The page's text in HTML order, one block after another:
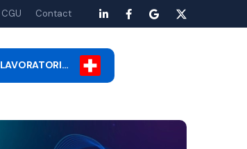
CGU Contact
LAVORATORI…